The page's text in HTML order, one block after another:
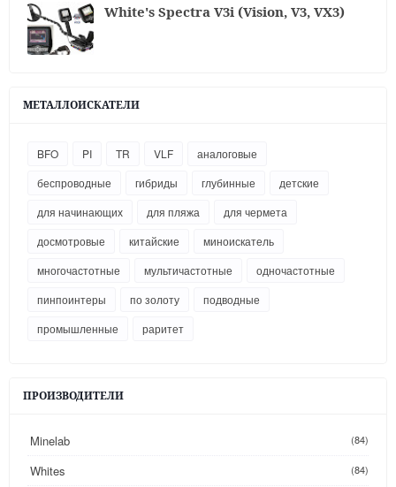
White's Spectra V3i (Vision, V3, VX3)
МЕТАЛЛОИСКАТЕЛИ
BFO PI TR VLF
аналоговые
беспроводные
гибриды глубинные
детские
для начинающих
для пляжа
для чермета
досмотровые
китайские
миноискатель
многочастотные
мультичастотные
одночастотные
пинпоинтеры
по золоту
подводные
промышленные
раритет
ПРОИЗВОДИТЕЛИ
Minelab (84)
Whites (84)